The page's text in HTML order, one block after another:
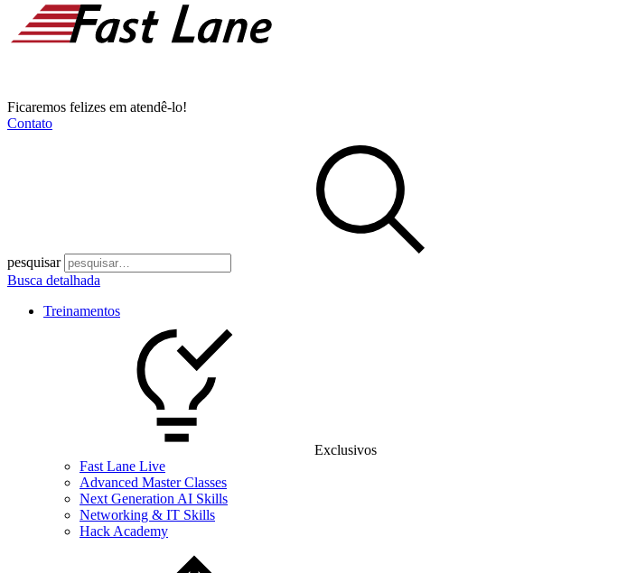
Ficaremos felizes em atendê-lo!
Contato
pesquisar
Busca detalhada
Treinamentos
Exclusivos
Fast Lane Live
Advanced Master Classes
Next Generation AI Skills
Networking & IT Skills
Hack Academy